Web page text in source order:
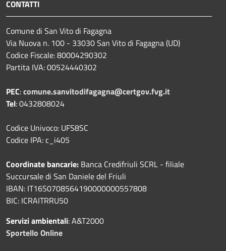
CONTATTI
Comune di San Vito di Fagagna
Via Nuova n. 100 - 33030 San Vito di Fagagna (UD)
Codice Fiscale: 80004290302
Partita IVA: 00524440302
PEC:comune.sanvitodifagagna@certgov.fvg.it
Tel: 0432808024
Codice Univoco: UFS8SC
Codice IPA: c_i405
Coordinate bancarie: Banca Credifriuli SCRL - filiale
Succursale di San Daniele del Friuli
IBAN: IT16S0708564190000000557808
BIC: ICRAITRRU50
Servizi ambientali: A&T2000
Sportello Online